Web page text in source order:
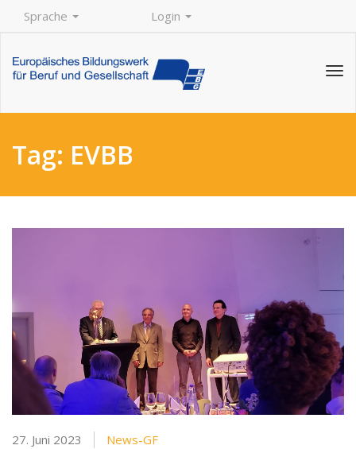
Sprache Login
Tag: EVBB
27. Juni 2023 News-GF